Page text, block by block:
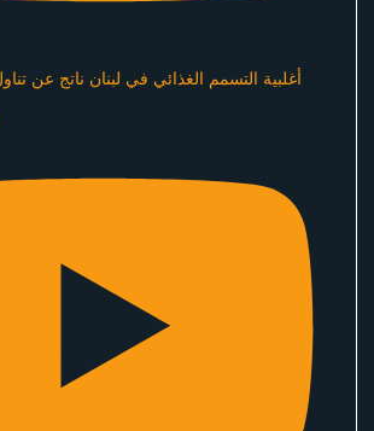
أغلبية التسمم الغذائي في لبنان ناتج عن